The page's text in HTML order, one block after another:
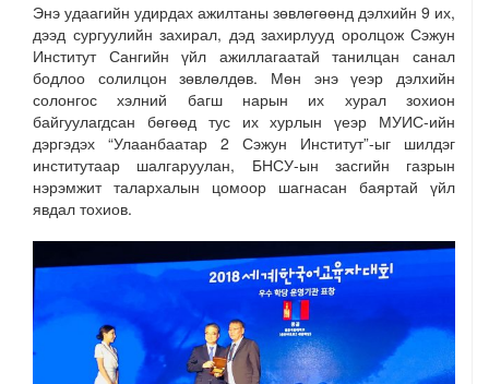
Энэ удаагийн удирдах ажилтаны зөвлөгөөнд дэлхийн 9 их,
дээд сургуулийн захирал, дэд захирлууд оролцож Сэжун
Институт Сангийн үйл ажиллагаатай танилцан санал
бодлоо солилцон зөвлөлдөв. Мөн энэ үеэр дэлхийн
солонгос хэлний багш нарын их хурал зохион
байгуулагдсан бөгөөд тус их хурлын үеэр МУИС-ийн
дэргэдэх “Улаанбаатар 2 Сэжун Институт”-ыг шилдэг
институтаар шалгаруулан, БНСУ-ын засгийн газрын
нэрэмжит талархалын цомоор шагнасан баяртай үйл
явдал тохиов.